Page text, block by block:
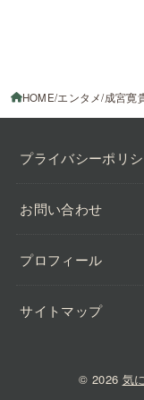
HOME エンタメ 成宮寛
プライバシーポリ
お問い合わせ
プロフィール
サイトマップ
© 2026 気